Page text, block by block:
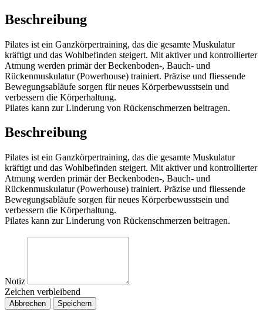
Beschreibung
Pilates ist ein Ganzkörpertraining, das die gesamte Muskulatur
kräftigt und das Wohlbefinden steigert. Mit aktiver und kontrollierter
Atmung werden primär der Beckenboden-, Bauch- und
Rückenmuskulatur (Powerhouse) trainiert. Präzise und fliessende
Bewegungsabläufe sorgen für neues Körperbewusstsein und
verbessern die Körperhaltung.
Pilates kann zur Linderung von Rückenschmerzen beitragen.
Beschreibung
Pilates ist ein Ganzkörpertraining, das die gesamte Muskulatur
kräftigt und das Wohlbefinden steigert. Mit aktiver und kontrollierter
Atmung werden primär der Beckenboden-, Bauch- und
Rückenmuskulatur (Powerhouse) trainiert. Präzise und fliessende
Bewegungsabläufe sorgen für neues Körperbewusstsein und
verbessern die Körperhaltung.
Pilates kann zur Linderung von Rückenschmerzen beitragen.
Notiz
Zeichen verbleibend
Abbrechen Speichern